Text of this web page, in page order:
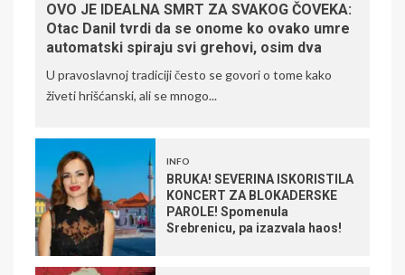
OVO JE IDEALNA SMRT ZA SVAKOG ČOVEKA:
Otac Danil tvrdi da se onome ko ovako umre
automatski spiraju svi grehovi, osim dva
U pravoslavnoj tradiciji često se govori o tome kako
živeti hrišćanski, ali se mnogo...
INFO
BRUKA! SEVERINA ISKORISTILA
KONCERT ZA BLOKADERSKE
PAROLE! Spomenula
Srebrenicu, pa izazvala haos!